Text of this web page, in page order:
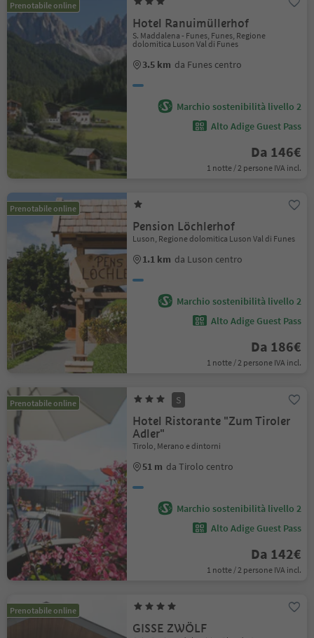
Prenotabile online
Hotel Ranuimüllerhof
S. Maddalena - Funes, Funes, Regione
dolomitica Luson Val di Funes
3.5 km da Funes centro
Marchio sostenibilità livello 2
Alto Adige Guest Pass
Da 146€
1 notte / 2 persone IVA incl.
Prenotabile online
Pension Löchlerhof
Luson, Regione dolomitica Luson Val di Funes
1.1 km da Luson centro
Marchio sostenibilità livello 2
Alto Adige Guest Pass
Da 186€
1 notte / 2 persone IVA incl.
Prenotabile online S
Hotel Ristorante "Zum Tiroler
Adler"
Tirolo, Merano e dintorni
51 m da Tirolo centro
Marchio sostenibilità livello 2
Alto Adige Guest Pass
Da 142€
1 notte / 2 persone IVA incl.
Prenotabile online
GISSE ZWÖLF